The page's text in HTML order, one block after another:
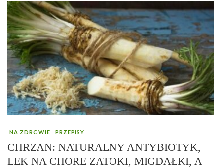
NA ZDROWIE PRZEPISY
CHRZAN: NATURALNY ANTYBIOTYK,
LEK NA CHORE ZATOKI, MIGDAŁKI, A